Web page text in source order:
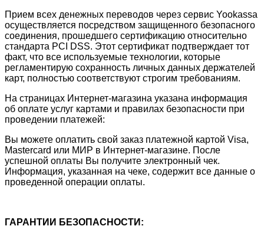
Прием всех денежных переводов через сервис Yookassa
осуществляется посредством защищенного безопасного
соединения, прошедшего сертификацию относительно
стандарта PCI DSS. Этот сертификат подтверждает тот
факт, что все используемые технологии, которые
регламентирую сохранность личных данных держателей
карт, полностью соответствуют строгим требованиям.
На страницах Интернет-магазина указана информация
об оплате услуг картами и правилах безопасности при
проведении платежей:
Вы можете оплатить свой заказ платежной картой Visa,
Mastercard или МИР в Интернет-магазине. После
успешной оплаты Вы получите электронный чек.
Информация, указанная на чеке, содержит все данные о
проведенной операции оплаты.
ГАРАНТИИ БЕЗОПАСНОСТИ: